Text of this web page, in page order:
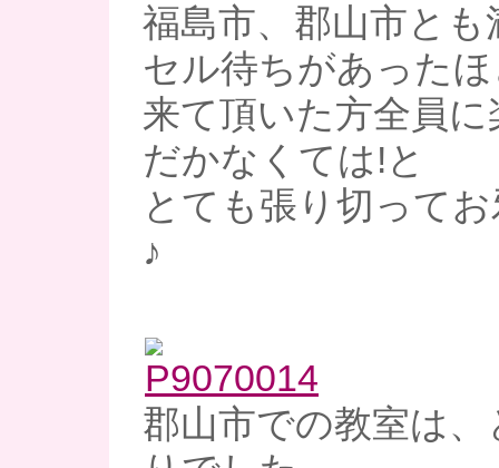
福島市、郡山市と
セル待ちがあった
来て頂いた方全員
だかなくては!と
とても張り切って
♪
郡山市での教室は